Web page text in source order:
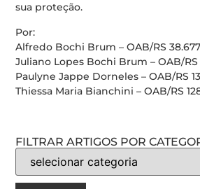
sua proteção.
Por:
Alfredo Bochi Brum – OAB/RS 38.677
Juliano Lopes Bochi Brum – OAB/RS
Paulyne Jappe Dorneles – OAB/RS
Thiessa Maria Bianchini – OAB/RS
FILTRAR ARTIGOS POR